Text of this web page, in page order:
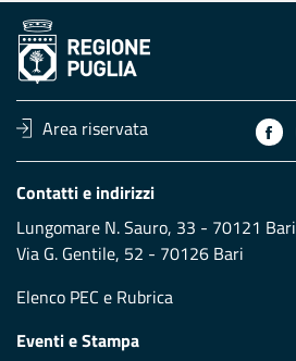
Area riservata
Contatti e indirizzi
Lungomare N. Sauro, 33 - 70121 Bari
Via G. Gentile, 52 - 70126 Bari
Elenco PEC e Rubrica
Eventi e Stampa